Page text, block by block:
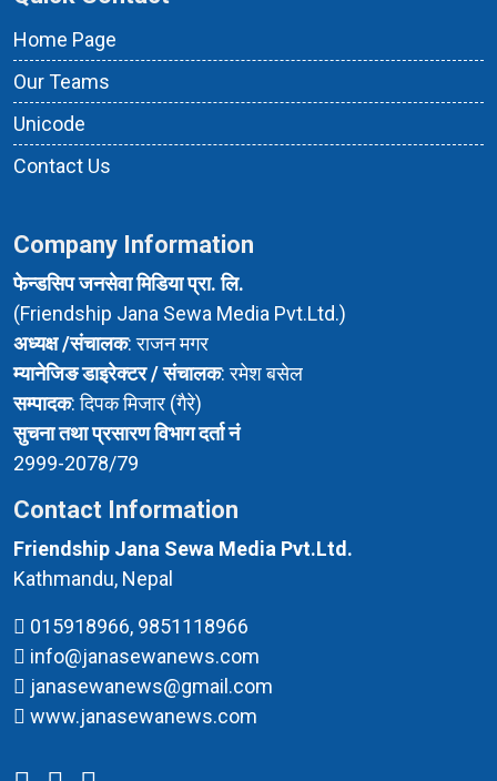
Home Page
Our Teams
Unicode
Contact Us
Company Information
फेन्डसिप जनसेवा मिडिया प्रा. लि.
(Friendship Jana Sewa Media Pvt.Ltd.)
अध्यक्ष /संचालक: राजन मगर
म्यानेजिङ डाइरेक्टर / संचालक: रमेश बसेल
सम्पादक: दिपक मिजार (गैरे)
सुचना तथा प्रसारण विभाग दर्ता नं
2999-2078/79
Contact Information
Friendship Jana Sewa Media Pvt.Ltd.
Kathmandu, Nepal
015918966, 9851118966
info@janasewanews.com
janasewanews@gmail.com
www.janasewanews.com